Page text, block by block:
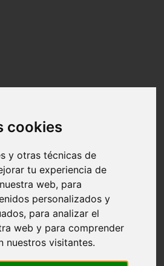
cookies
y otras técnicas de
tu experiencia de
web, para
personalizados y
para analizar el
web y para comprender
nuestros visitantes.